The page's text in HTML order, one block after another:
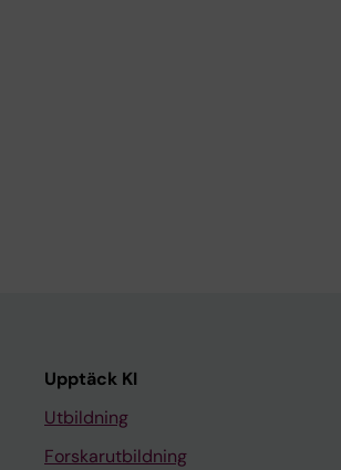
Upptäck KI
Utbildning
Forskarutbildning